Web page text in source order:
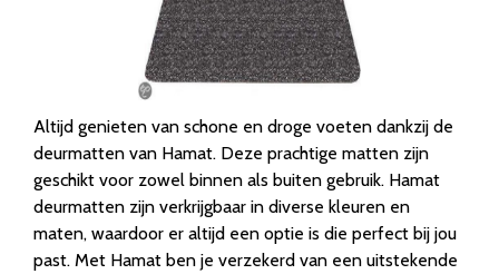
Altijd genieten van schone en droge voeten dankzij de
deurmatten van Hamat. Deze prachtige matten zijn
geschikt voor zowel binnen als buiten gebruik. Hamat
deurmatten zijn verkrijgbaar in diverse kleuren en
maten, waardoor er altijd een optie is die perfect bij jou
past. Met Hamat ben je verzekerd van een uitstekende